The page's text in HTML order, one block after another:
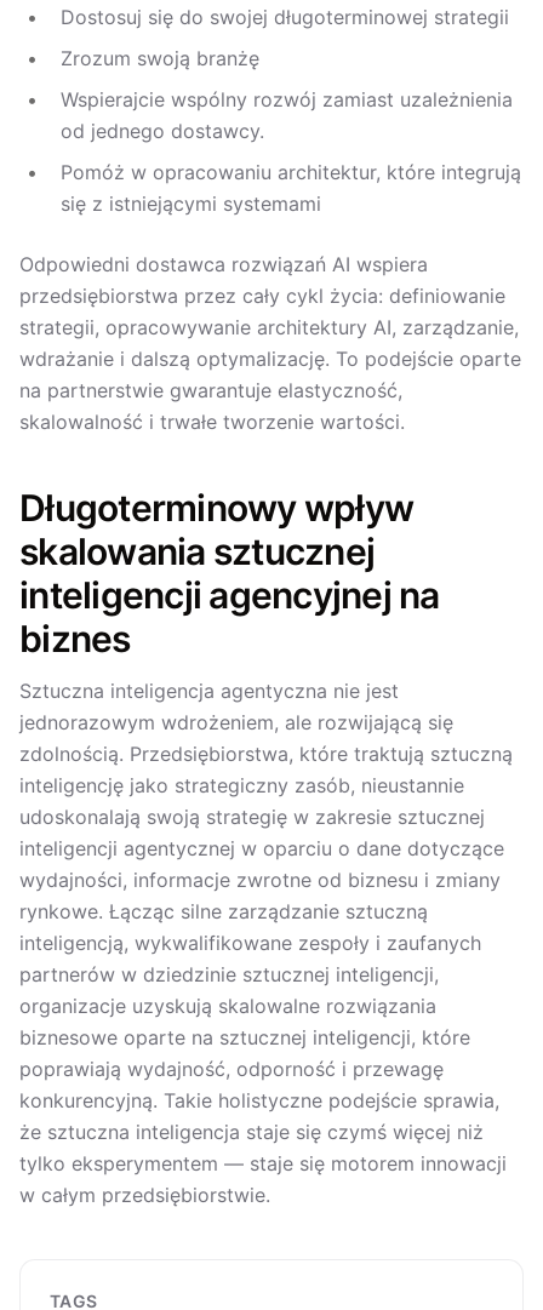
Dostosuj się do swojej długoterminowej strategii
Zrozum swoją branżę
Wspierajcie wspólny rozwój zamiast uzależnienia
od jednego dostawcy.
Pomóż w opracowaniu architektur, które integrują
się z istniejącymi systemami
Odpowiedni dostawca rozwiązań AI wspiera
przedsiębiorstwa przez cały cykl życia: definiowanie
strategii, opracowywanie architektury AI, zarządzanie,
wdrażanie i dalszą optymalizację. To podejście oparte
na partnerstwie gwarantuje elastyczność,
skalowalność i trwałe tworzenie wartości.
Długoterminowy wpływ
skalowania sztucznej
inteligencji agencyjnej na
biznes
Sztuczna inteligencja agentyczna nie jest
jednorazowym wdrożeniem, ale rozwijającą się
zdolnością. Przedsiębiorstwa, które traktują sztuczną
inteligencję jako strategiczny zasób, nieustannie
udoskonalają swoją strategię w zakresie sztucznej
inteligencji agentycznej w oparciu o dane dotyczące
wydajności, informacje zwrotne od biznesu i zmiany
rynkowe. Łącząc silne zarządzanie sztuczną
inteligencją, wykwalifikowane zespoły i zaufanych
partnerów w dziedzinie sztucznej inteligencji,
organizacje uzyskują skalowalne rozwiązania
biznesowe oparte na sztucznej inteligencji, które
poprawiają wydajność, odporność i przewagę
konkurencyjną. Takie holistyczne podejście sprawia,
że sztuczna inteligencja staje się czymś więcej niż
tylko eksperymentem — staje się motorem innowacji
w całym przedsiębiorstwie.
TAGS